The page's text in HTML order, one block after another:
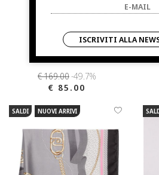
LIU JO
Liu Jo Abito lungo
€ 169.00-49.7%
€ 85.00
SALDI NUOVI ARRIVI
ISCRIVITI ALLA